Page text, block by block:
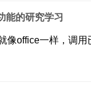
能的研究学习
像office一样，调用